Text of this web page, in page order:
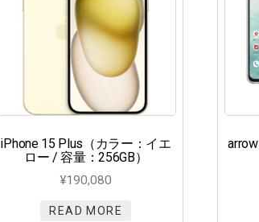
iPhone 15 Plus（カラー：イエ
ロー / 容量：256GB）
¥190,080
READ MORE